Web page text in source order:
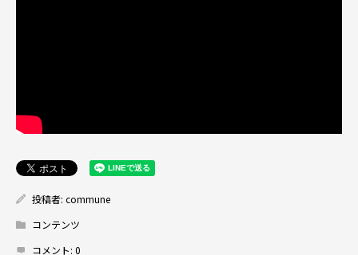
投稿者: commune
コンテンツ
コメント: 0